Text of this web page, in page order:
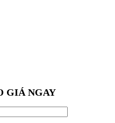
GIÁ NGAY